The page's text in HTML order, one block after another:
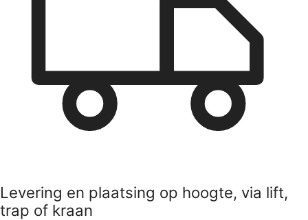
Levering en plaatsing op hoogte, via lift,
trap of kraan